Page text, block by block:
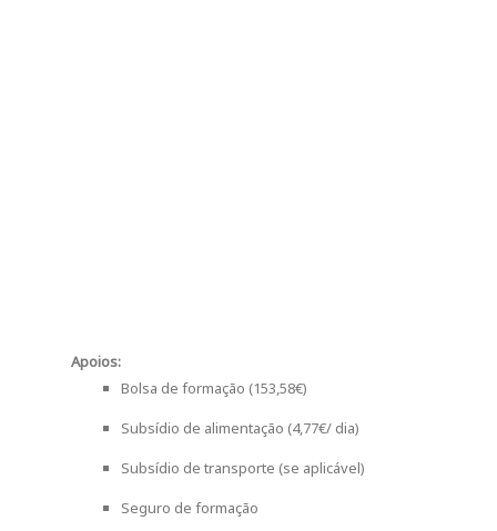
Apoios:
Bolsa de formação (153,58€)
Subsídio de alimentação (4,77€/ dia)
Subsídio de transporte (se aplicável)
Seguro de formação